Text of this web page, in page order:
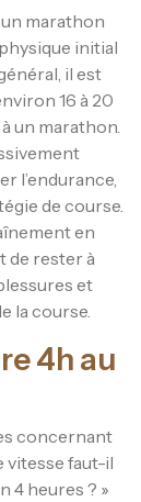
marathon
initial
il est
16 à 20
un marathon.
l’endurance,
de course.
en
de rester à
et
la course.
4h au
concernant
vitesse faut-il
4 heures ? »